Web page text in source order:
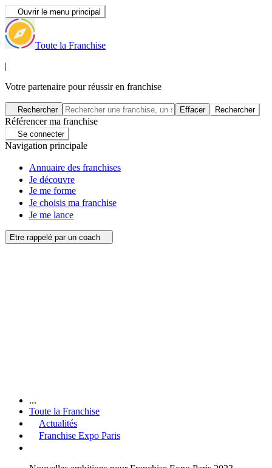
Ouvrir le menu principal
Toute la Franchise
|
Votre partenaire pour réussir en franchise
Rechercher Effacer Rechercher
Référencer ma franchise
Se connecter
Navigation principale
Annuaire des franchises
Je découvre
Je me forme
Je choisis ma franchise
Je me lance
Etre rappelé par un coach
...
Toute la Franchise
Actualités
Franchise Expo Paris